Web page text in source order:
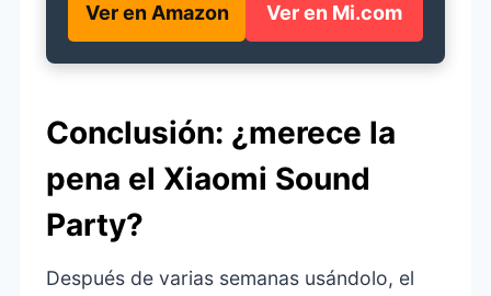
Ver en Amazon Ver en Mi.com
Conclusión: ¿merece la
pena el Xiaomi Sound
Party?
Después de varias semanas usándolo, el